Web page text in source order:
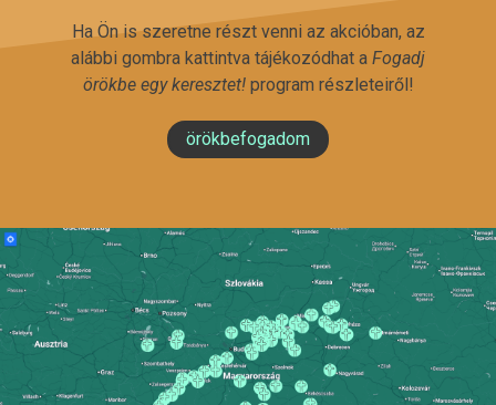
Ha Ön is szeretne részt venni az akcióban, az
alábbi gombra kattintva tájékozódhat a Fogadj
örökbe egy keresztet!program részleteiről!
örökbefogadom